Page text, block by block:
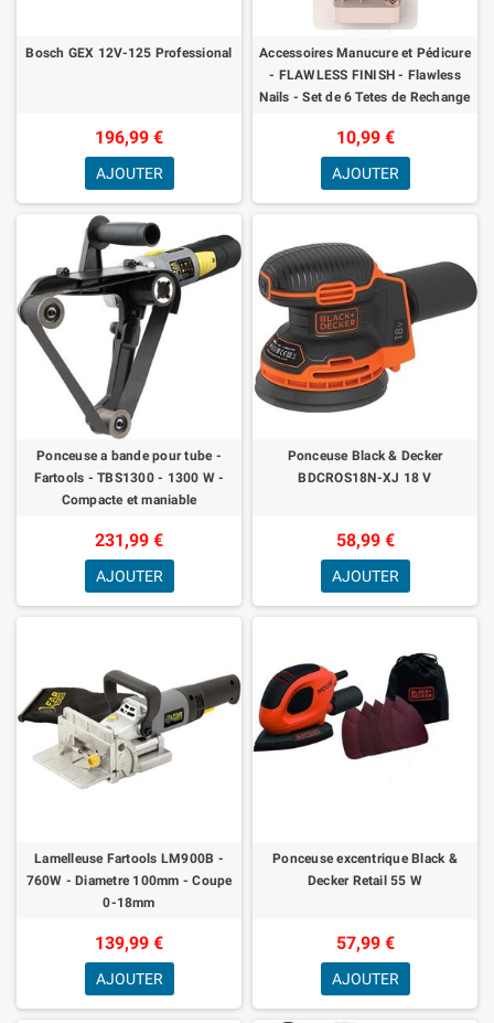
Bosch GEX 12V-125 Professional
196,99 €
AJOUTER
Accessoires Manucure et Pédicure
- FLAWLESS FINISH - Flawless
Nails - Set de 6 Tetes de Rechange
10,99 €
AJOUTER
Ponceuse a bande pour tube -
Fartools - TBS1300 - 1300 W -
Compacte et maniable
231,99 €
AJOUTER
Ponceuse Black & Decker
BDCROS18N-XJ 18 V
58,99 €
AJOUTER
Lamelleuse Fartools LM900B -
760W - Diametre 100mm - Coupe
0-18mm
139,99 €
AJOUTER
Ponceuse excentrique Black &
Decker Retail 55 W
57,99 €
AJOUTER